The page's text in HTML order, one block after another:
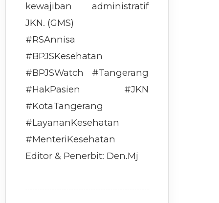
kewajiban administratif
JKN. (GMS)
#RSAnnisa
#BPJSKesehatan
#BPJSWatch #Tangerang
#HakPasien #JKN
#KotaTangerang
#LayananKesehatan
#MenteriKesehatan
Editor & Penerbit: Den.Mj